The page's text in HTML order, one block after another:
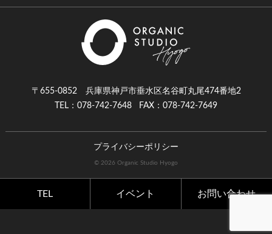
〒655-0852 兵庫県神戸市垂水区名谷町丸尾474番地2
TEL：078-742-7648
FAX：078-742-7649
プライバシーポリシー
© 2026 Organic Studio Hyogo
TEL イベント お問い合わせ